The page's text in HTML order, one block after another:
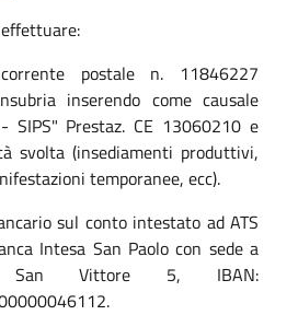
postale n. 11846227
inserendo come causale
SIPS" Prestaz. CE 13060210 e
svolta (insediamenti produttivi,
temporanee, ecc).
sul conto intestato ad ATS
Intesa San Paolo con sede a
San Vittore 5, IBAN: